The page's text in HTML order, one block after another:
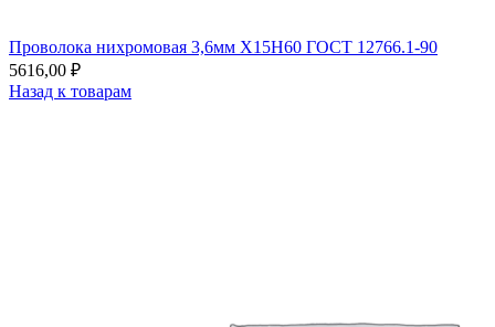
Проволока нихромовая 3,6мм Х15Н60 ГОСТ 12766.1-90
5616,00 ₽
Назад к товарам